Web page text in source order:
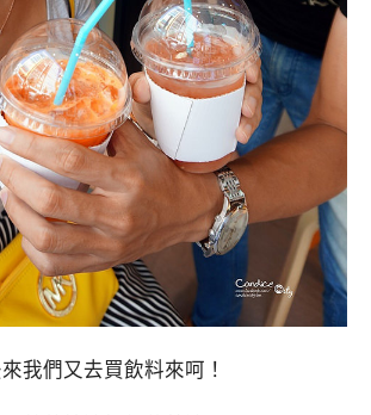
我們又去買飲料來呵！